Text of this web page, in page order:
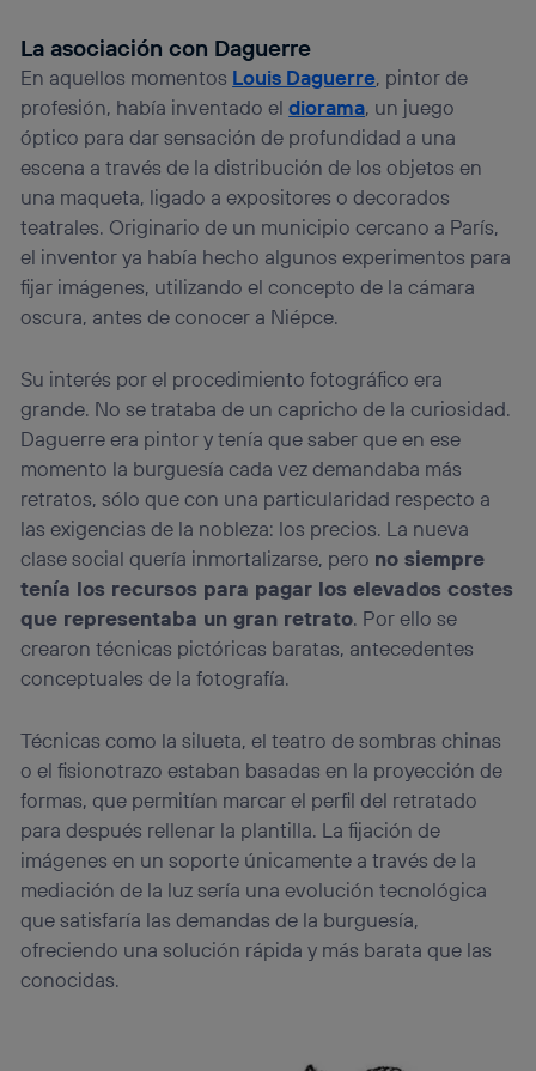
La asociación con Daguerre
En aquellos momentos Louis Daguerre, pintor de
profesión, había inventado eldiorama, un juego
óptico para dar sensación de profundidad a una
escena a través de la distribución de los objetos en
una maqueta, ligado a expositores o decorados
teatrales. Originario de un municipio cercano a París,
el inventor ya había hecho algunos experimentos para
fijar imágenes, utilizando el concepto de la cámara
oscura, antes de conocer a Niépce.
Su interés por el procedimiento fotográfico era
grande. No se trataba de un capricho de la curiosidad.
Daguerre era pintor y tenía que saber que en ese
momento la burguesía cada vez demandaba más
retratos, sólo que con una particularidad respecto a
las exigencias de la nobleza: los precios. La nueva
clase social quería inmortalizarse, pero no siempre
tenía los recursos para pagar los elevados costes
que representaba un gran retrato. Por ello se
crearon técnicas pictóricas baratas, antecedentes
conceptuales de la fotografía.
Técnicas como la silueta, el teatro de sombras chinas
o el fisionotrazo estaban basadas en la proyección de
formas, que permitían marcar el perfil del retratado
para después rellenar la plantilla. La fijación de
imágenes en un soporte únicamente a través de la
mediación de la luz sería una evolución tecnológica
que satisfaría las demandas de la burguesía,
ofreciendo una solución rápida y más barata que las
conocidas.